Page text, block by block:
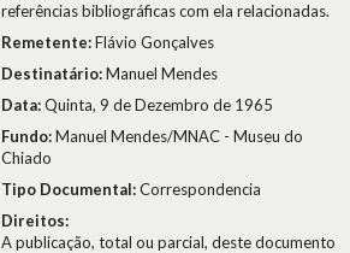
referências bibliográficas com ela relacionadas.
Remetente:Flávio Gonçalves
Destinatário:Manuel Mendes
Data:Quinta, 9 de Dezembro de 1965
Fundo:Manuel Mendes/MNAC - Museu do
Chiado
Tipo Documental:Correspondencia
Direitos:
A publicação, total ou parcial, deste documento